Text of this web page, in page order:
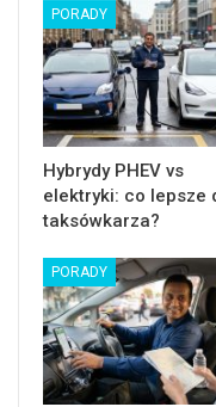
PORADY
Hybrydy PHEV vs
elektryki: co lepsze
taksówkarza?
PORADY